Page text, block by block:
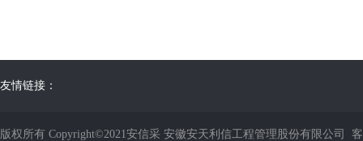
友情链接：
版权所有 Copyright©2021安信采 安徽安天利信工程管理股份有限公司 客